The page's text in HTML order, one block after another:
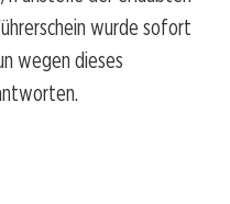
wurde sofort
wegen dieses